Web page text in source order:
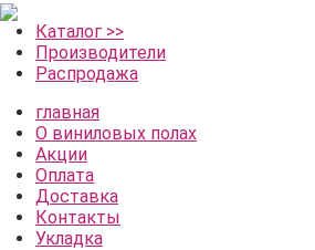
Каталог >>
Производители
Распродажа
главная
О виниловых полах
Акции
Оплата
Доставка
Контакты
Укладка